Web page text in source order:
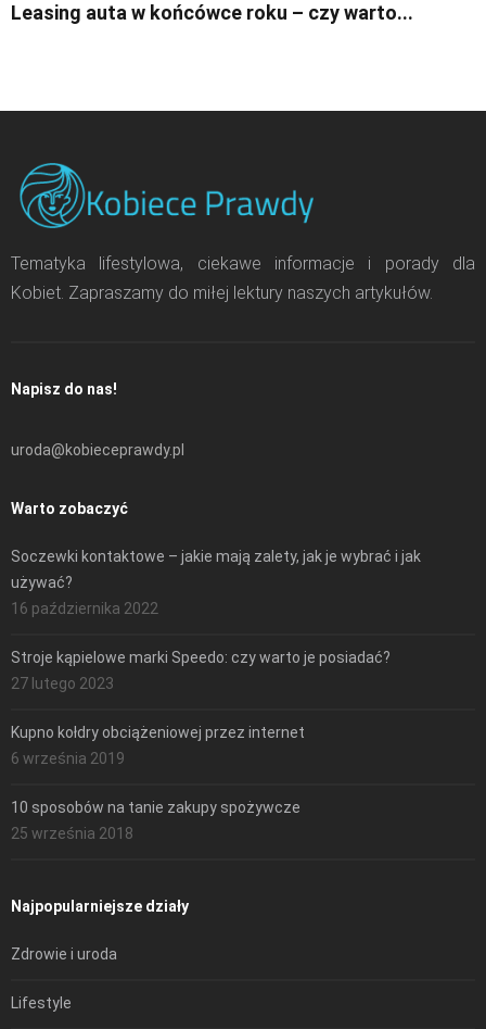
Leasing auta w końcówce roku – czy warto...
Tematyka lifestylowa, ciekawe informacje i porady dla
Kobiet. Zapraszamy do miłej lektury naszych artykułów.
Napisz do nas!
uroda@kobieceprawdy.pl
Warto zobaczyć
Soczewki kontaktowe – jakie mają zalety, jak je wybrać i jak
używać?
16 października 2022
Stroje kąpielowe marki Speedo: czy warto je posiadać?
27 lutego 2023
Kupno kołdry obciążeniowej przez internet
6 września 2019
10 sposobów na tanie zakupy spożywcze
25 września 2018
Najpopularniejsze działy
Zdrowie i uroda
Lifestyle